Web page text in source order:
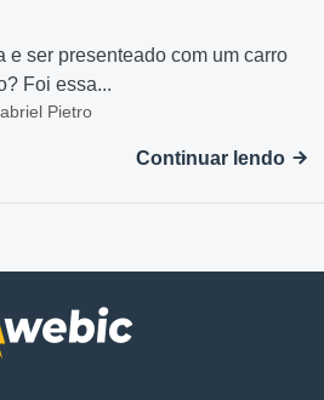
e ser presenteado com um carro
Foi essa...
Pietro
Continuar lendo